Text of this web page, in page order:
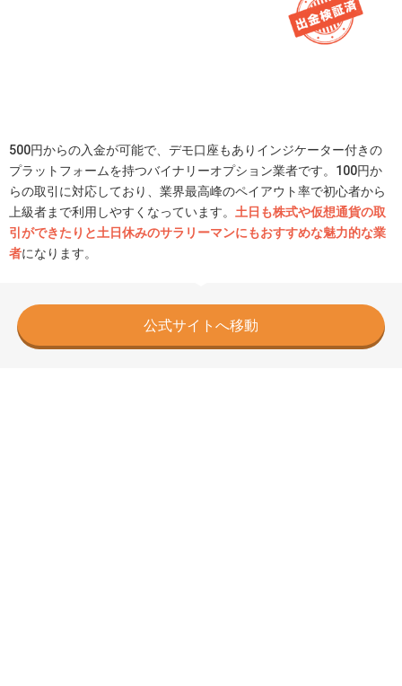
500円からの入金が可能で、デモ口座もありインジケーター付きの
プラットフォームを持つバイナリーオプション業者です。100円か
らの取引に対応しており、業界最高峰のペイアウト率で初心者から
上級者まで利用しやすくなっています。 土日も株式や仮想通貨の取
引ができたりと土日休みのサラリーマンにもおすすめな魅力的な業
者になります。
公式サイトへ移動